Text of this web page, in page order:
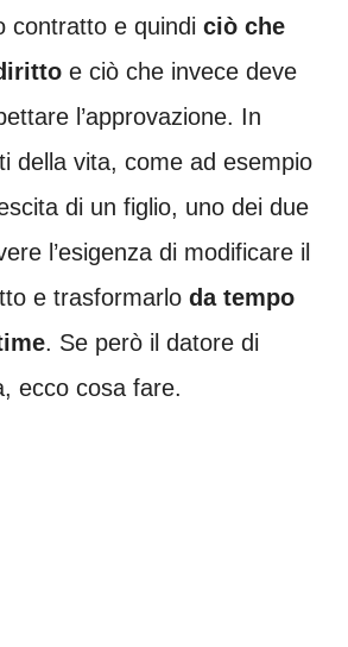
contratto e quindi ciò che
e ciò che invece deve
l’approvazione. In
della vita, come ad esempio
di un figlio, uno dei due
l’esigenza di modificare il
e trasformarlo da tempo
. Se però il datore di
ecco cosa fare.